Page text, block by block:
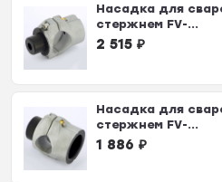
Насадка для
стержнем FV-...
2 515 ₽
Насадка для
стержнем FV-...
1 886 ₽